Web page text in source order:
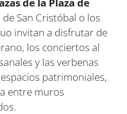
San Cristóbal o los
invitan a disfrutar de
los conciertos al
y las verbenas
patrimoniales,
entre muros